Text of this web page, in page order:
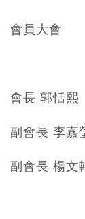
會員大會
會長 郭恬熙
副會長 李嘉
副會長 楊文